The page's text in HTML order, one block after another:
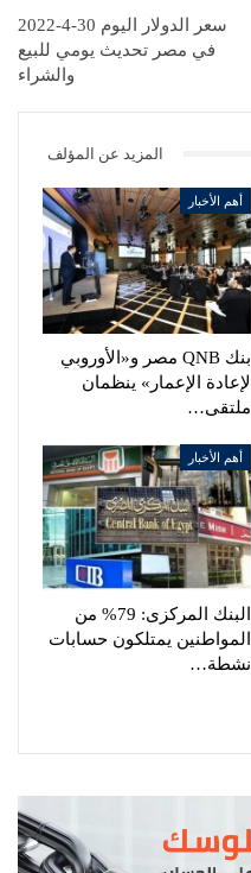
سعر الدولار اليوم 30-4-2022
في مصر تحديث يومي للبيع
والشراء
المزيد عن المؤلف
أهم الأخبار
بنك QNB مصر و«الأوروبي
لإعادة الإعمار» ينظمان
ملتقى…
أهم الأخبار
البنك المركزى: 79% من
المواطنين يمتلكون حسابات
نشطة…